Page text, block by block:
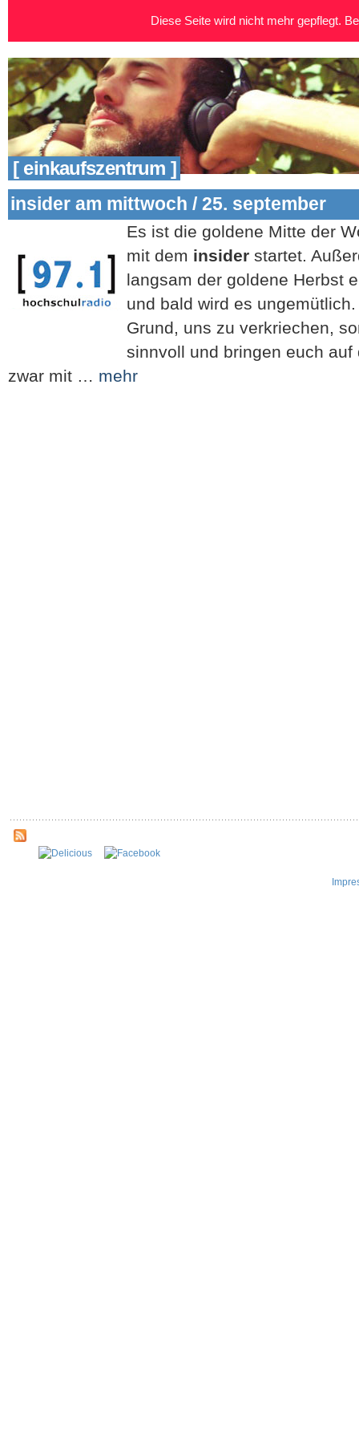
[ einkaufszentrum ]
insider am mittwoch / 25. september
Es ist die goldene Mitte der
mit dem insider startet.
langsam der goldene Herbst
und bald wird es
Grund, uns zu verkriechen,
sinnvoll und bringen euch
zwar mit … mehr
Diese Seite wird nicht mehr gepflegt.